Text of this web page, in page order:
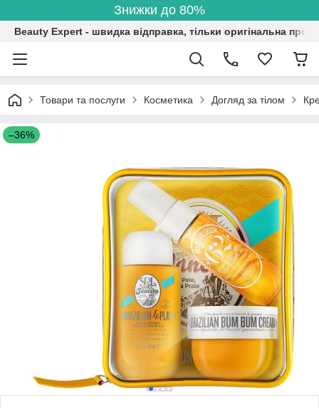
Знижки до 80%
Beauty Expert - швидка відправка, тільки оригінальна
Товари та послуги Косметика Догляд за тілом
–36%